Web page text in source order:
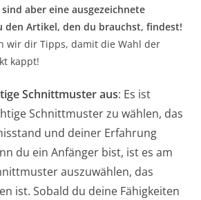
sind aber eine ausgezeichnete
den Artikel, den du brauchst, findest!
wir dir Tipps, damit die Wahl der
kappt!
Schnittmusteraus: Es ist
Schnittmuster zu wählen, das
und deiner Erfahrung
du ein Anfänger bist, ist es am
auszuwählen, das
ist. Sobald du deine Fähigkeiten